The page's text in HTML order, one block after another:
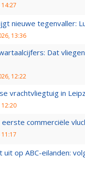
nieuwe tegenvaller:
13:36
Dat
12:22
vrachtvliegtuig in
12:20
commerciële
uit op ABC-eilanden: